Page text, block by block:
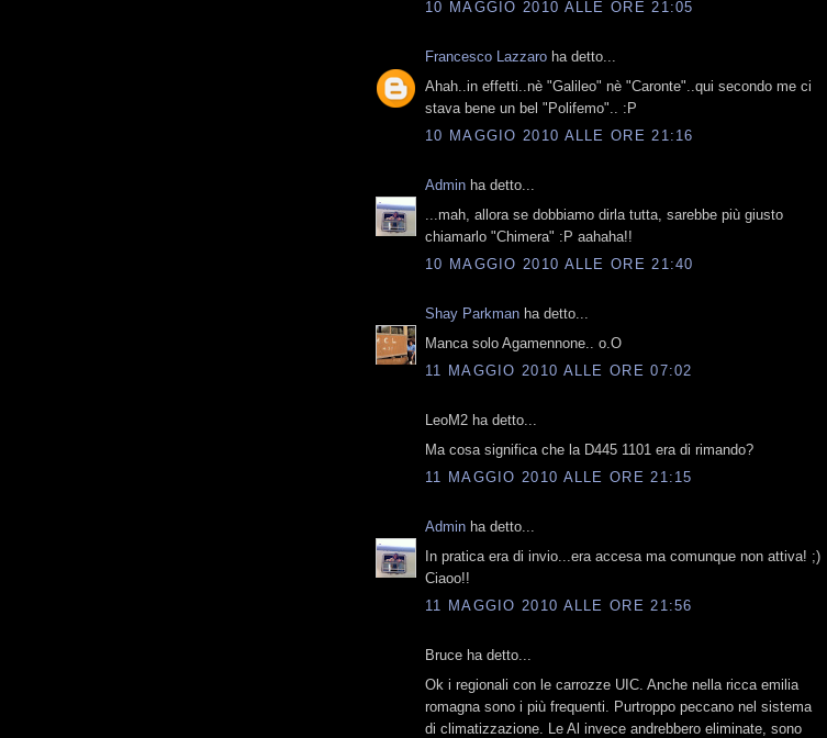
10 MAGGIO 2010 ALLE ORE 21:05
Francesco Lazzaro ha detto...
Ahah..in effetti..nè "Galileo" nè "Caronte"..qui secondo me ci
stava bene un bel "Polifemo".. :P
10 MAGGIO 2010 ALLE ORE 21:16
Admin ha detto...
...mah, allora se dobbiamo dirla tutta, sarebbe più giusto
chiamarlo "Chimera" :P aahaha!!
10 MAGGIO 2010 ALLE ORE 21:40
Shay Parkman ha detto...
Manca solo Agamennone.. o.O
11 MAGGIO 2010 ALLE ORE 07:02
LeoM2 ha detto...
Ma cosa significa che la D445 1101 era di rimando?
11 MAGGIO 2010 ALLE ORE 21:15
Admin ha detto...
In pratica era di invio...era accesa ma comunque non attiva! ;)
Ciaoo!!
11 MAGGIO 2010 ALLE ORE 21:56
Bruce ha detto...
Ok i regionali con le carrozze UIC. Anche nella ricca emilia
romagna sono i più frequenti. Purtroppo peccano nel sistema
di climatizzazione. Le Al invece andrebbero eliminate, sono